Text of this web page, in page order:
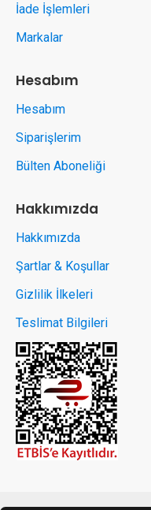
İade İşlemleri
Markalar
Hesabım
Hesabım
Siparişlerim
Bülten Aboneliği
Hakkımızda
Hakkımızda
Şartlar & Koşullar
Gizlilik İlkeleri
Teslimat Bilgileri